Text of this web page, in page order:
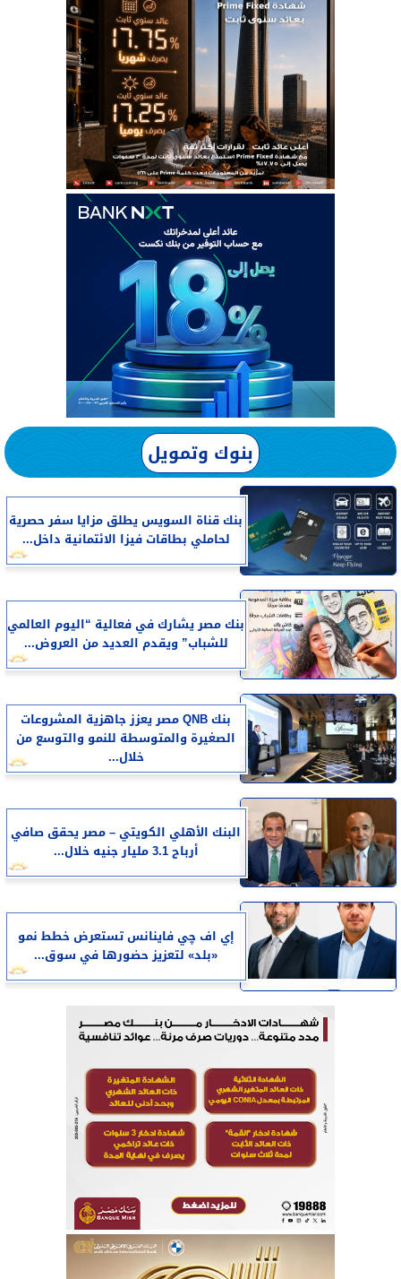
بنوك وتمويل
بنك قناة السويس يطلق مزايا سفر حصرية
لحاملي بطاقات فيزا الائتمانية داخل...
بنك مصر يشارك في فعالية “اليوم العالمي
للشباب” ويقدم العديد من العروض...
بنك QNB مصر يعزز جاهزية المشروعات
الصغيرة والمتوسطة للنمو والتوسع من
خلال...
البنك الأهلي الكويتي – مصر يحقق صافي
أرباح 3.1 مليار جنيه خلال...
إي اف چي فاينانس تستعرض خطط نمو
«بلد» لتعزيز حضورها في سوق...